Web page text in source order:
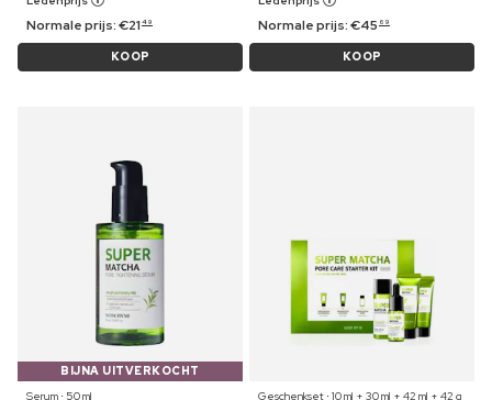
Normale prijs:€21 49
KOOP
Normale prijs:€45 69
KOOP
BIJNA UITVERKOCHT
Serum ⋅ 50 ml
Geschenkset ⋅ 10 ml + 30 ml + 42 ml + 42 g